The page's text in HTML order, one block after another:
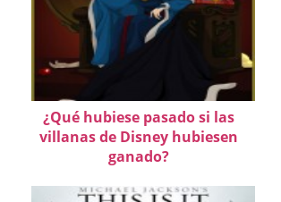
¿Qué hubiese pasado si las
villanas de Disney hubiesen
ganado?